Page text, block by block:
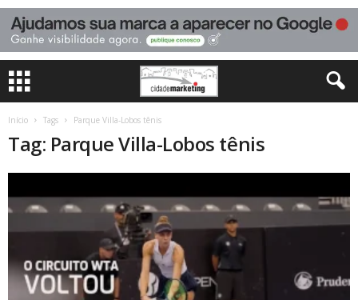
Início Tags Parque Villa-Lobos tênis
Tag: Parque Villa-Lobos tênis